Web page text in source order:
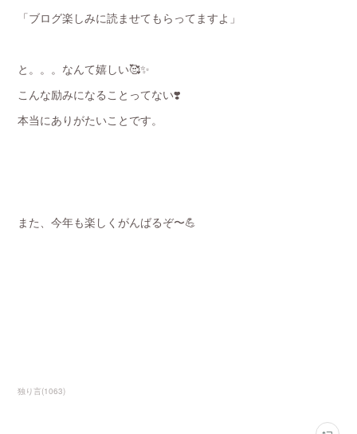
「ブログ楽しみに読ませてもらってますよ」
と。。。なんて嬉しい🥰✨
こんな励みになることってない❣️
本当にありがたいことです。
また、今年も楽しくがんばるぞ〜💪
独り言(1063)